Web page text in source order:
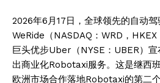
2026年6月17日，全球领先的自动
WeRide（NASDAQ：WRD，
巨头优步Uber（NYSE：UBER）
出商业化Robotaxi服务。这是继西
欧洲市场合作落地Robotaxi的第二